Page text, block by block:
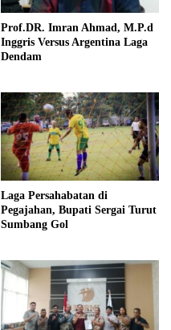
Prof.DR. Imran Ahmad, M.P.d
Inggris Versus Argentina Laga
Dendam
Laga Persahabatan di
Pegajahan, Bupati Sergai Turut
Sumbang Gol